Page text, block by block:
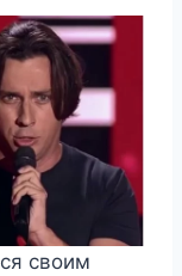
своим